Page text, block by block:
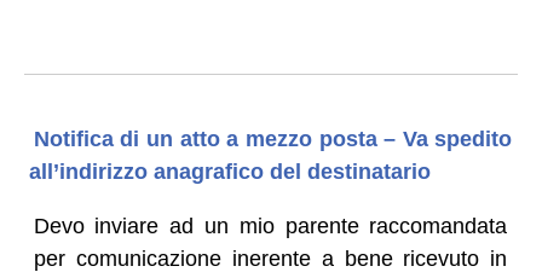
Notifica di un atto a mezzo posta – Va spedito
all’indirizzo anagrafico del destinatario
Devo inviare ad un mio parente raccomandata
per comunicazione inerente a bene ricevuto in